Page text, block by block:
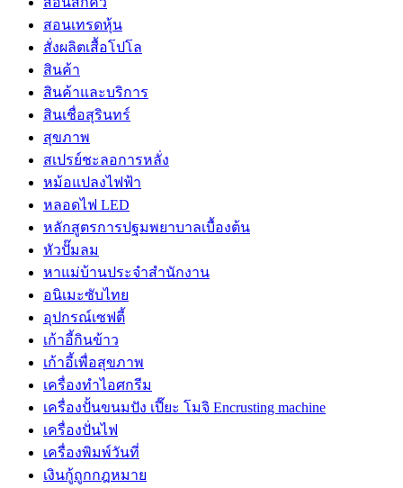
สอนเทรดหุ้น
สั่งผลิตเสื้อโปโล
สินค้า
สินค้าและบริการ
สินเชื่อสุรินทร์
สุขภาพ
สเปรย์ชะลอการหลั่ง
หม้อแปลงไฟฟ้า
หลอดไฟ LED
หลักสูตรการปฐมพยาบาลเบื้องต้น
หัวปั๊มลม
หาแม่บ้านประจำสำนักงาน
อนิเมะซับไทย
อุปกรณ์เซฟตี้
เก้าอี้กินข้าว
เก้าอี้เพื่อสุขภาพ
เครื่องทำไอศกรีม
เครื่องปั้นขนมปัง เปี๊ยะ โมจิ Encrusting machine
เครื่องปั่นไฟ
เครื่องพิมพ์วันที่
เงินกู้ถูกกฎหมาย